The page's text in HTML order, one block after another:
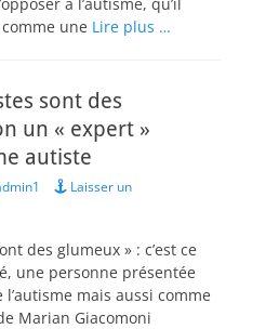
une Lire plus …
sont des
un « expert »
autiste
Laisser un
des glumeux » : c’est ce
une personne présentée
mais aussi comme
Marian Giacomoni